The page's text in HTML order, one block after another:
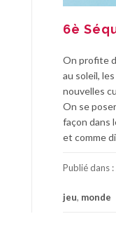
6è
On profite
au soleil,
nouvelles
On se
façon dans
et comme
Publié dans :
jeu, monde